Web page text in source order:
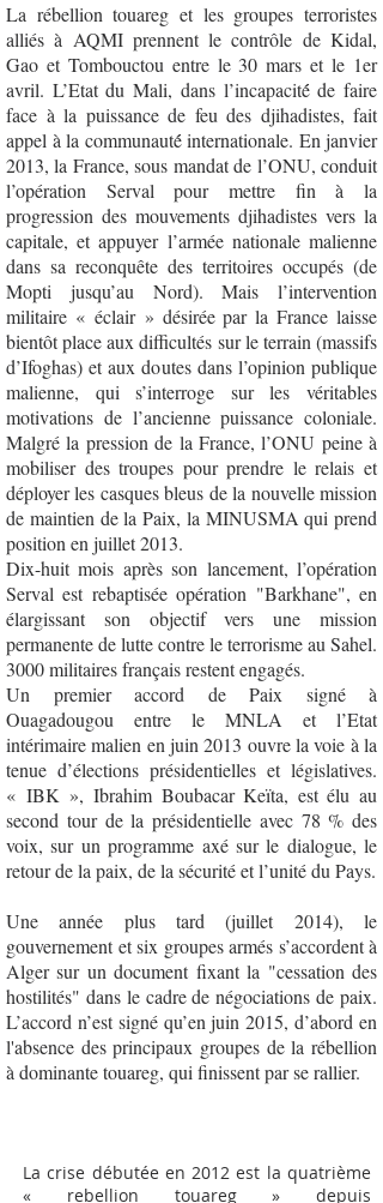
La rébellion touareg et les groupes terroristes
alliés à AQMI prennent le contrôle de Kidal,
Gao et Tombouctou entre le 30 mars et le 1er
avril. L’Etat du Mali, dans l’incapacité́ de faire
face à la puissance de feu des djihadistes, fait
appel à la communauté́ internationale. En janvier
2013, la France, sous mandat de l’ONU, conduit
l’opération Serval pour mettre fin à la
progression des mouvements djihadistes vers la
capitale, et appuyer l’armée nationale malienne
dans sa reconquête des territoires occupés (de
Mopti jusqu’au Nord). Mais l’intervention
militaire « éclair » désirée par la France laisse
bientôt place aux difficultés sur le terrain (massifs
d’Ifoghas) et aux doutes dans l’opinion publique
malienne, qui s’interroge sur les véritables
motivations de l’ancienne puissance coloniale.
Malgré la pression de la France, l’ONU peine à
mobiliser des troupes pour prendre le relais et
déployer les casques bleus de la nouvelle mission
de maintien de la Paix, la MINUSMA qui prend
position en juillet 2013.
Dix-huit mois après son lancement, l’opération
Serval est rebaptisée opération "Barkhane", en
élargissant son objectif vers une mission
permanente de lutte contre le terrorisme au Sahel.
3000 militaires français restent engagés.
Un premier accord de Paix signé à
Ouagadougou entre le MNLA et l’Etat
intérimaire malien en juin 2013 ouvre la voie à la
tenue d’élections présidentielles et législatives.
« IBK », Ibrahim Boubacar Keïta, est élu au
second tour de la présidentielle avec 78 % des
voix, sur un programme axé sur le dialogue, le
retour de la paix, de la sécurité et l’unité du Pays.
Une année plus tard (juillet 2014), le
gouvernement et six groupes armés s’accordent à
Alger sur un document fixant la "cessation des
hostilités" dans le cadre de négociations de paix.
L’accord n’est signé qu’en juin 2015, d’abord en
l'absence des principaux groupes de la rébellion
à dominante touareg, qui finissent par se rallier.
La crise débutée en 2012 est la quatrième
« rebellion touareg » depuis